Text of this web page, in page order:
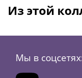
Из этой
Мы в